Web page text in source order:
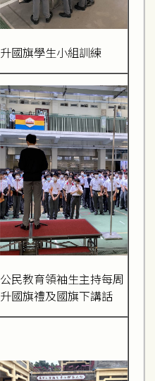
升國旗學生小組訓練
公民教育領袖生主持每周
升國旗禮及國旗下講話